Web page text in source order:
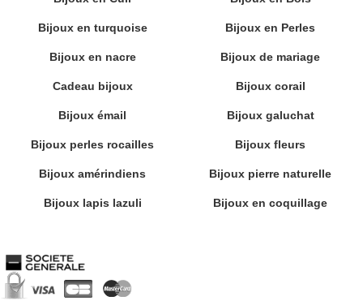
Bijoux en turquoise Bijoux en Perles
Bijoux en nacre Bijoux de mariage
Cadeau bijoux Bijoux corail
Bijoux émail Bijoux galuchat
Bijoux perles rocailles Bijoux fleurs
Bijoux amérindiens Bijoux pierre naturelle
Bijoux lapis lazuli Bijoux en coquillage